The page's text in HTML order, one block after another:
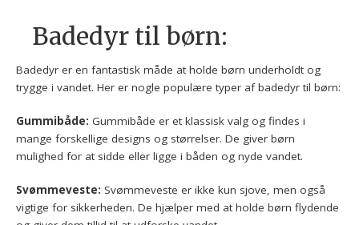
Badedyr til børn:
Badedyr er en fantastisk måde at holde børn underholdt og
trygge i vandet. Her er nogle populære typer af badedyr til børn:
Gummibåde: Gummibåde er et klassisk valg og findes i
mange forskellige designs og størrelser. De giver børn
mulighed for at sidde eller ligge i båden og nyde vandet.
Svømmeveste: Svømmeveste er ikke kun sjove, men også
vigtige for sikkerheden. De hjælper med at holde børn flydende